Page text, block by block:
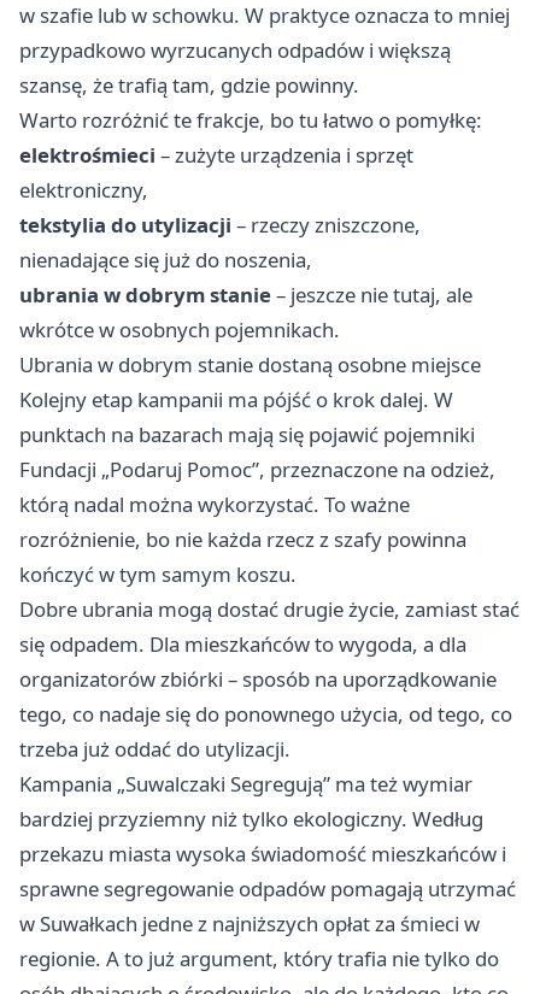
w szafie lub w schowku. W praktyce oznacza to mniej
przypadkowo wyrzucanych odpadów i większą
szansę, że trafią tam, gdzie powinny.
Warto rozróżnić te frakcje, bo tu łatwo o pomyłkę:
elektrośmieci – zużyte urządzenia i sprzęt
elektroniczny,
tekstylia do utylizacji – rzeczy zniszczone,
nienadające się już do noszenia,
ubrania w dobrym stanie– jeszcze nie tutaj, ale
wkrótce w osobnych pojemnikach.
Ubrania w dobrym stanie dostaną osobne miejsce
Kolejny etap kampanii ma pójść o krok dalej. W
punktach na bazarach mają się pojawić pojemniki
Fundacji „Podaruj Pomoc”, przeznaczone na odzież,
którą nadal można wykorzystać. To ważne
rozróżnienie, bo nie każda rzecz z szafy powinna
kończyć w tym samym koszu.
Dobre ubrania mogą dostać drugie życie, zamiast stać
się odpadem. Dla mieszkańców to wygoda, a dla
organizatorów zbiórki – sposób na uporządkowanie
tego, co nadaje się do ponownego użycia, od tego, co
trzeba już oddać do utylizacji.
Kampania „Suwalczaki Segregują” ma też wymiar
bardziej przyziemny niż tylko ekologiczny. Według
przekazu miasta wysoka świadomość mieszkańców i
sprawne segregowanie odpadów pomagają utrzymać
w Suwałkach jedne z najniższych opłat za śmieci w
regionie. A to już argument, który trafia nie tylko do